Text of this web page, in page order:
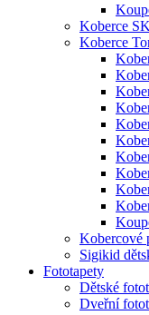
Koberce
Koberce
Kobercové
Sigikid
Fototapety
Dětské
Dveřní